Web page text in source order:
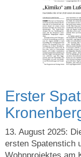
Erster
13. August 2025:
ersten Spatenstich